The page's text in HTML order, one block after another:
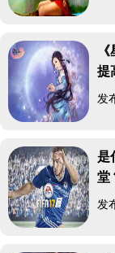
提
发
是
堂
发